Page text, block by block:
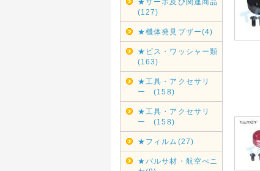
(127)
★機体発見ブザー(4)
★ビス・ワッシャー類
(163)
★工具・アクセサリ
ー (158)
★工具・アクセサリ
ー (158)
★フィルム(27)
★バルサ材・航空べニ